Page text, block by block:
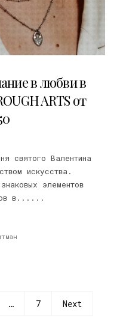
в любви в
ARTS от
святого Валентина
искусства.
элементов
в......
… 7 Next